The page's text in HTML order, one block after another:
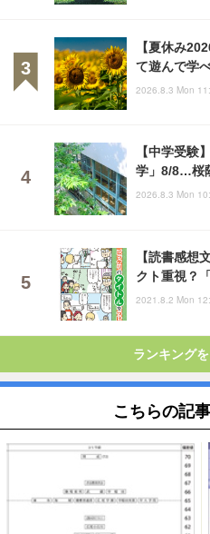
【夏休み
て遊んで学
2026.8.3 Mon
【中学受験
学」8/8…桜
2026.8.3 Mon
【読書感想
クト重視？
2021.8.2 Mon
ランキング
こちらの記